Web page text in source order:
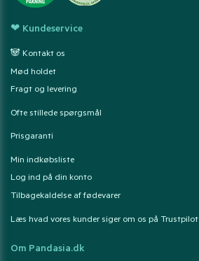
❤ Kundeservice
🐼 Kontakt os
Mød holdet
Fragt og levering
Ofte stillede spørgsmål
Prisgaranti
Min indkøbsliste
Log ind på din konto
Tilbagekaldelse af fødevarer
Læs hvad vores kunder siger om os på Trustpilot
Om Pandasia.dk